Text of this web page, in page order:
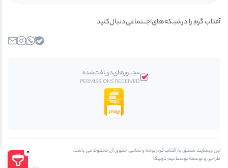
0
آفتاب گرم را در‌‌شبـکه‌های‌اجـــتماعی‌دنبال‌کنید
واتساپ
اینستاگرامایمیل
مجـــوز‌های‌دریافت‌شده
PERMISSIONS RECEIVED
اين وبسايت متعلق به آفتاب گرم بوده و تمامی حقوق آن محفوظ مي باشد.
طراحی و توسعه توسط تیم درنیکا